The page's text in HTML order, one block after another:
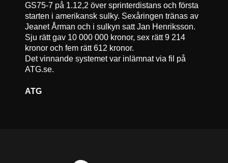
GS75-7 på 1.12,2 över sprinterdistans och första
starten i amerikansk sulky. Sexåringen tränas av
Jeanet Årman och i sulkyn satt Jan Henriksson.
Sju rätt gav 10 000 000 kronor, sex rätt 9 214
kronor och fem rätt 612 kronor.
Det vinnande systemet var inlämnat via fil på
ATG.se.
ATG